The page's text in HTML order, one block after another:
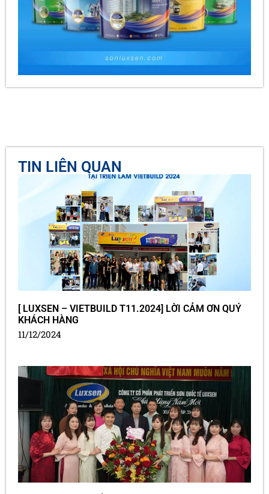
TIN LIÊN QUAN
[ LUXSEN – VIETBUILD T11.2024] LỜI CẢM ƠN QUÝ
KHÁCH HÀNG
11/12/2024